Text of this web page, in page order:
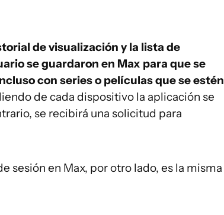
de visualización y la lista de
se guardaron en Max para que se
con series o películas que se estén
de cada dispositivo la aplicación se
se recibirá una solicitud para
sesión en Max, por otro lado, es la misma